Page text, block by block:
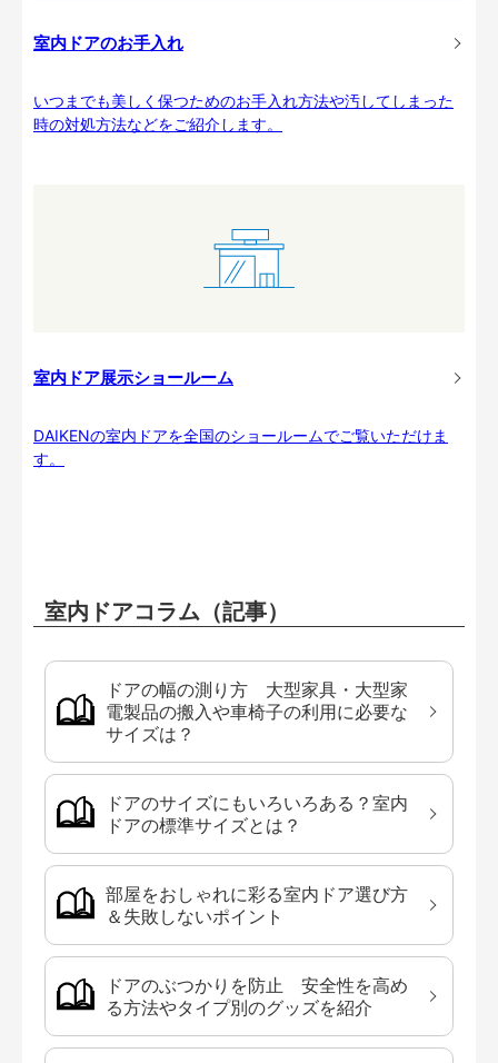
室内ドアのお手入れ
いつまでも美しく保つためのお手入れ方法や汚してしまった
時の対処方法などをご紹介します。
室内ドア展示ショールーム
DAIKENの室内ドアを全国のショールームでご覧いただけま
す。
室内ドアコラム（記事）
ドアの幅の測り方 大型家具・大型家
電製品の搬入や車椅子の利用に必要な
サイズは？
ドアのサイズにもいろいろある？室内
ドアの標準サイズとは？
部屋をおしゃれに彩る室内ドア選び方
＆失敗しないポイント
ドアのぶつかりを防止 安全性を高め
る方法やタイプ別のグッズを紹介